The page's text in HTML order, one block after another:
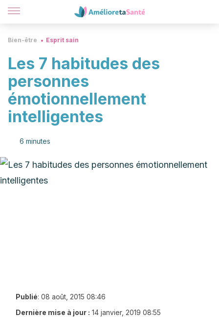
Bien-être Esprit sain
Les 7 habitudes des
personnes
émotionnellement
intelligentes
6 minutes
Publié: 08 août, 2015 08:46
Dernière mise à jour : 14 janvier, 2019 08:55